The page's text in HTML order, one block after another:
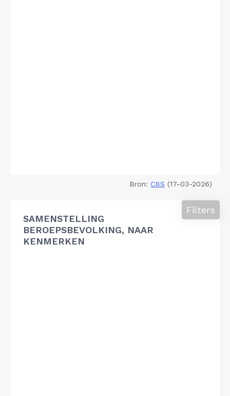
Bron: CBS (17-03-2026)
SAMENSTELLING
BEROEPSBEVOLKING, NAAR
KENMERKEN
Filters